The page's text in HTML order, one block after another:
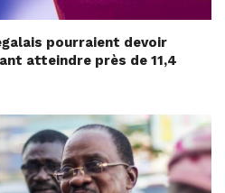
pourraient devoir
atteindre près de 11,4